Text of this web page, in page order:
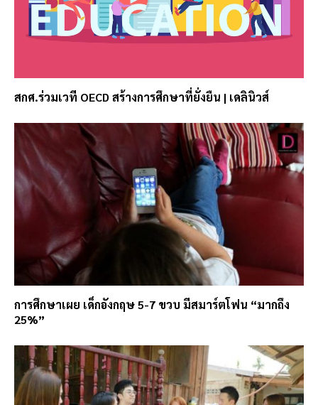
สกศ.ร่วมเวที OECD สร้างการศึกษาที่ยั่งยืน | เดลินิวส์
การศึกษาเผย เด็กอังกฤษ 5-7 ขวบ มีสมาร์ตโฟน “มากถึง
25%”